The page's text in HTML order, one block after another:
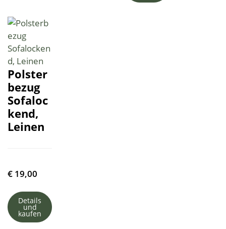
Polster
bezug
Sofaloc
kend,
Leinen
€ 19,00
Details
und
kaufen